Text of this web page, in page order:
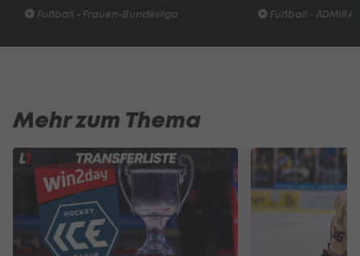
Fußball - Frauen-Bundesliga Fußball -
Mehr zum Thema